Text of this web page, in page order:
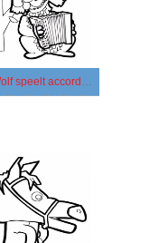
Bor de Wolf speelt accordeon